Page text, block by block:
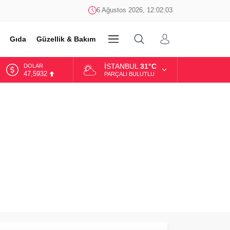
6 Ağustos 2026, 12:02:03
Gıda Güzellik & Bakım DİĞER
DOLAR
47,5932
İSTANBUL 31°C
PARÇALI BULUTLU